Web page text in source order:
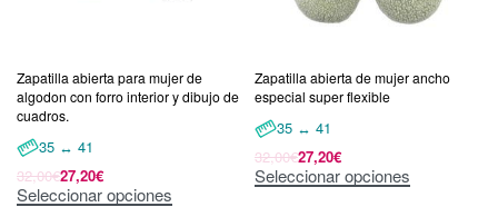
Zapatilla abierta para mujer de
algodon con forro interior y dibujo de
cuadros.
35 ↔ 41
32,00€27,20€
Seleccionar opciones
Zapatilla abierta de mujer ancho
especial super flexible
35 ↔ 41
32,00€27,20€
Seleccionar opciones